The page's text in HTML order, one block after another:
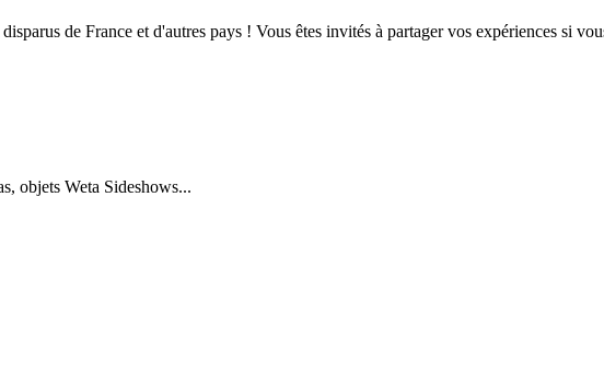
de France et d'autres pays ! Vous êtes invités à partager vos expériences si
objets Weta Sideshows...